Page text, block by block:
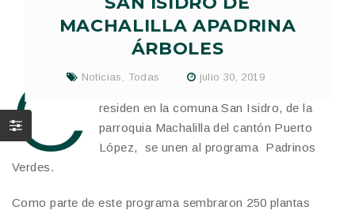
MACHALILLA APADRINA
ÁRBOLES
Noticias Todas julio 30, 2019
C
residen en la comuna San Isidro, de la
parroquia Machalilla del cantón Puerto
López, se unen al programa Padrinos
Verdes.
Como parte de este programa sembraron 250 plantas